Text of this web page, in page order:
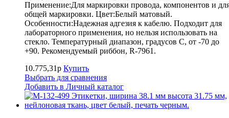
Применение:Для маркировки провода, компонентов и
общей маркировки. Цвет:Белый матовый.
Особенности:Надежная адгезия к кабелю. Подходит для
лабораторного применения, но нельзя использовать на
стекло. Температурный диапазон, градусов С, от -70 до
+90. Рекомендуемый риббон, R-7961.
10.775,31р Купить
Выбрать для сравнения
Добавить в Личный каталог